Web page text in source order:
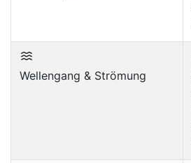
Wellengang & Strömung